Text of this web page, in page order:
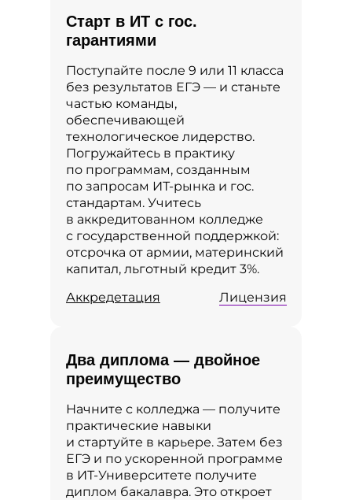
Лицензия
Старт в ИТ с гос.
гарантиями
Поступайте после 9 или 11 класса
без результатов ЕГЭ — и станьте
частью команды,
обеспечивающей
технологическое лидерство.
Погружайтесь в практику
по программам, созданным
по запросам ИТ-рынка и гос.
стандартам. Учитесь
в аккредитованном колледже
с государственной поддержкой:
отсрочка от армии, материнский
капитал, льготный кредит 3%.
Аккредетация
Два диплома — двойное
преимущество
Начните с колледжа — получите
практические навыки
и стартуйте в карьере. Затем без
ЕГЭ и по ускоренной программе
в ИТ‑Университете получите
диплом бакалавра. Это откроет